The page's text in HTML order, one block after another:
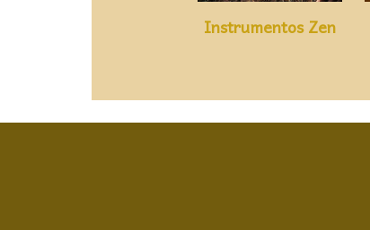
Instrumentos Zen